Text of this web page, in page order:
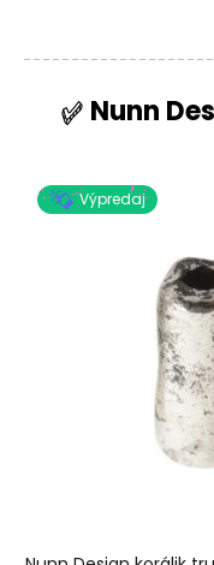
Nunn
Výpredaj